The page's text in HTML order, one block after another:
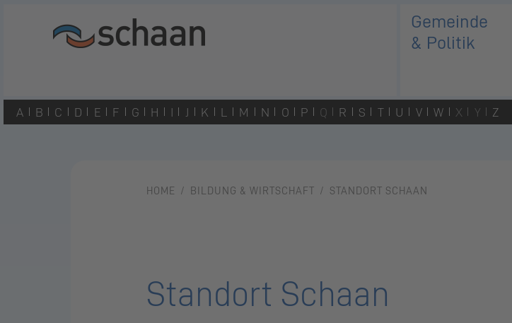
Gemeinde
& Politik
A B C D E F G H I J K L M N O P Q R S T U V W X Y Z
HOME BILDUNG & WIRTSCHAFT STANDORT SCHAAN
Standort Schaan